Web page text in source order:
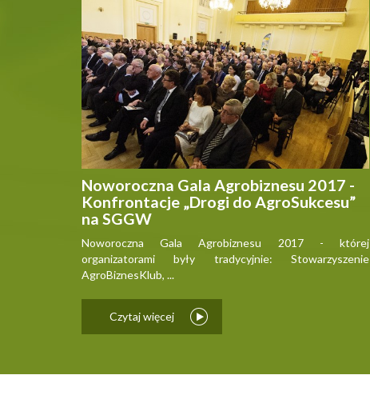
Noworoczna Gala Agrobiznesu 2017 -
Konfrontacje „Drogi do AgroSukcesu”
na SGGW
Noworoczna Gala Agrobiznesu 2017 - której
organizatorami były tradycyjnie: Stowarzyszenie
AgroBiznesKlub, ...
Czytaj więcej